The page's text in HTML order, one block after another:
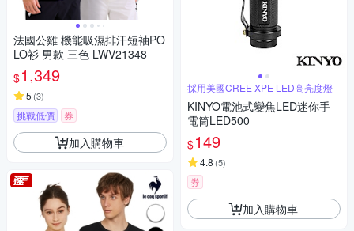
法國公雞 機能吸濕排汗短袖PO
LO衫 男款 三色 LWV21348
$1,349
5 (3)
挑戰低價 券
加入購物車
採用美國CREE XPE LED高亮度燈
KINYO電池式變焦LED迷你手
電筒LED500
$149
4.8 (5)
券
加入購物車